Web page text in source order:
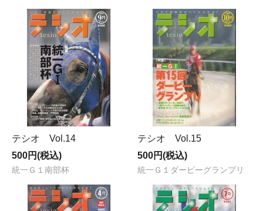
テシオ Vol.14
500円(税込)
統一Ｇ１南部杯
テシオ Vol.15
500円(税込)
統一Ｇ１ダービーグランプリ